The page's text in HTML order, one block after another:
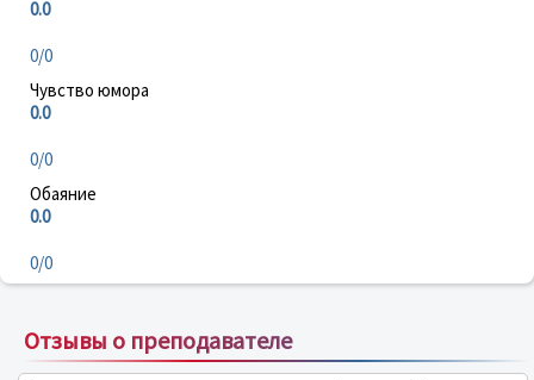
0.0
0/0
Чувство юмора
0.0
0/0
Обаяние
0.0
0/0
Отзывы о преподавателе